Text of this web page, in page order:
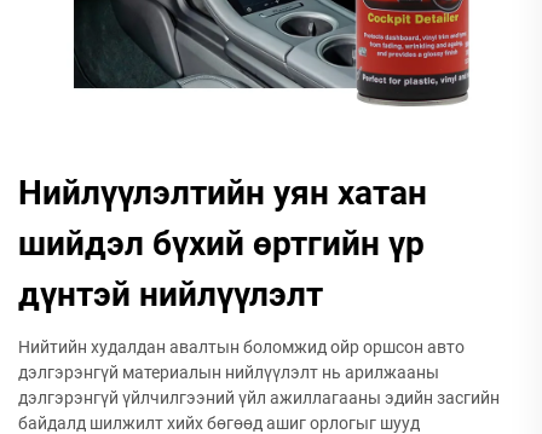
Нийлүүлэлтийн уян хатан
шийдэл бүхий өртгийн үр
дүнтэй нийлүүлэлт
Нийтийн худалдан авалтын боломжид ойр оршсон авто
дэлгэрэнгүй материалын нийлүүлэлт нь арилжааны
дэлгэрэнгүй үйлчилгээний үйл ажиллагааны эдийн засгийн
байдалд шилжилт хийх бөгөөд ашиг орлогыг шууд